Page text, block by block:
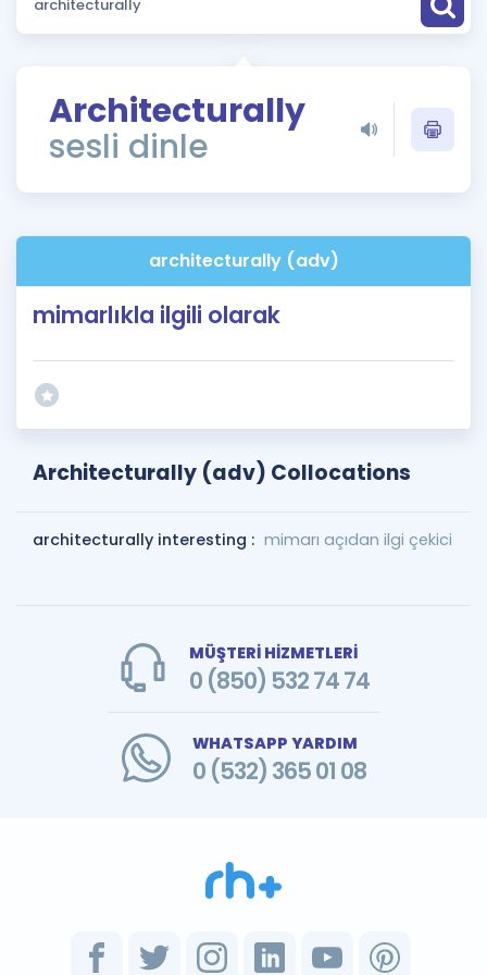
Puan Hesaplama
ÖSYM Sınav Takvimi
Kampanyalar
İngilizce Gramer
Architecturally
sesli dinle
architecturally (adv)
mimarlıkla ilgili olarak
Architecturally (adv) Collocations
architecturally interesting : mimarı açıdan ilgi çekici
MÜŞTERİ HİZMETLERİ
0 (850) 532 74 74
WHATSAPP YARDIM
0 (532) 365 01 08